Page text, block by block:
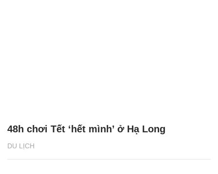
DU LỊCH
48h chơi Tết ‘hết mình’ ở Hạ Long